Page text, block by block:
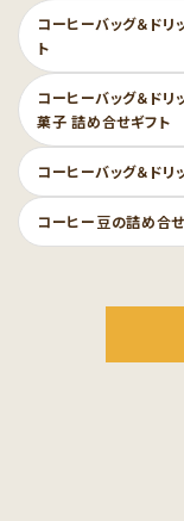
コーヒーバッグ＆ド
ト
コーヒーバッグ＆ド
菓子 詰め合せギフト
コーヒーバッグ＆ドリ
コーヒー豆の詰め合